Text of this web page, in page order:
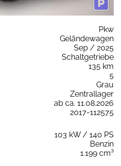
Pkw
Geländewagen
Sep / 2025
Schaltgetriebe
135 km
5
Grau
Zentrallager
ab ca. 11.08.2026
2017-112575
103 kW / 140 PS
Benzin
1.199 cm³